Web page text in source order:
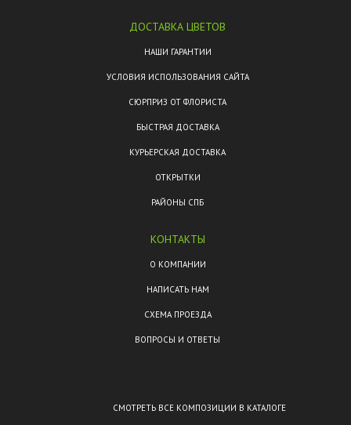
ДОСТАВКА ЦВЕТОВ
НАШИ ГАРАНТИИ
УСЛОВИЯ ИСПОЛЬЗОВАНИЯ САЙТА
СЮРПРИЗ ОТ ФЛОРИСТА
БЫСТРАЯ ДОСТАВКА
КУРЬЕРСКАЯ ДОСТАВКА
ОТКРЫТКИ
РАЙОНЫ СПБ
КОНТАКТЫ
О КОМПАНИИ
НАПИСАТЬ НАМ
СХЕМА ПРОЕЗДА
ВОПРОСЫ И ОТВЕТЫ
СМОТРЕТЬ ВСЕ КОМПОЗИЦИИ В КАТАЛОГЕ